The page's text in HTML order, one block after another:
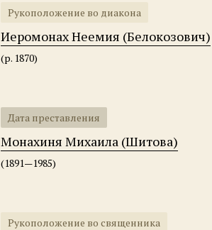
Рукоположение во диакона
Иеромонах Неемия (Белокозович)
(р. 1870)
Дата преставления
Монахиня Михаила (Шитова)
(1891—1985)
Рукоположение во священника